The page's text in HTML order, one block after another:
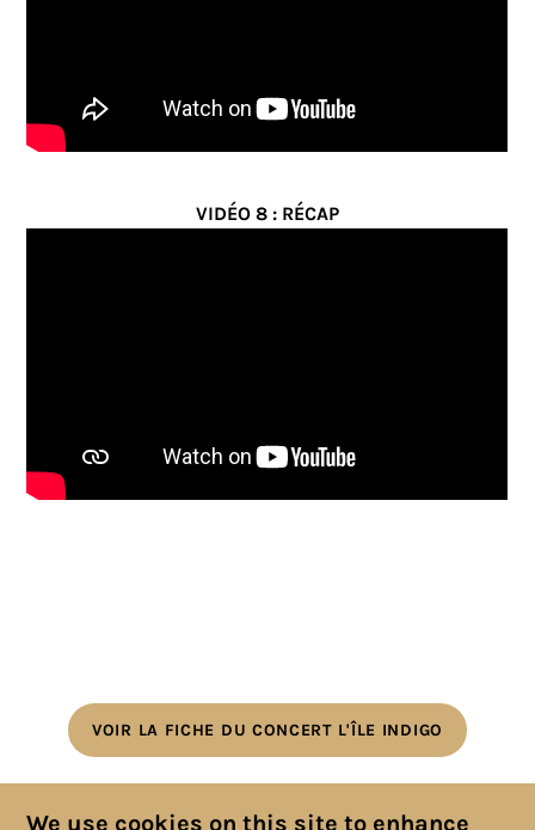
VIDÉO 8 : RÉCAP
VOIR LA FICHE DU CONCERT L'ÎLE INDIGO
We use cookies on this site to enhance